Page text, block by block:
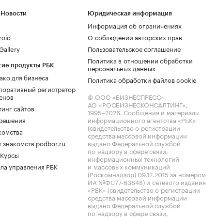
продукты РБК
для бизнеса
регистратор
сайтов
знакомств podbor.ru
управления РБК
Юридическая информация
Информация об ограничениях
О соблюдении авторских прав
Пользовательское соглашение
Политика в отношении обработки
персональных данных
Политика обработки файлов cookie
© ООО «БИЗНЕСПРЕСС»,
АО «РОСБИЗНЕСКОНСАЛТИНГ»,
1995–2026. Сообщения и материалы
информационного агентства «РБК»
(свидетельство о регистрации
средства массовой информации
выдано Федеральной службой
по надзору в сфере связи,
информационных технологий
и массовых коммуникаций
(Роскомнадзор) 09.12.2015 за номером
ИА №ФС77-63848) и сетевого издания
«РБК» (свидетельство о регистрации
средства массовой информации
выдано Федеральной службой
по надзору в сфере связи,